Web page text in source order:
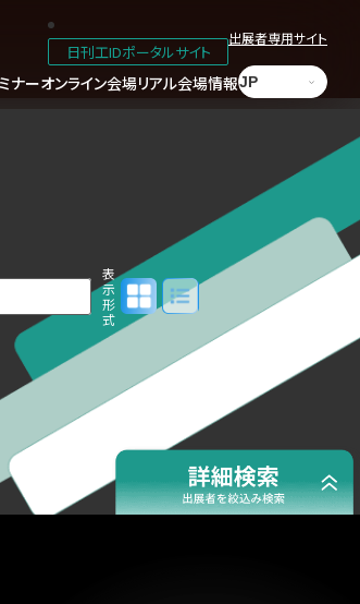
日刊工IDポータルサイト
出展者専用サイト
ナーオンライン会場リアル会場情報
表
示
形
式
パネル表示リスト表示